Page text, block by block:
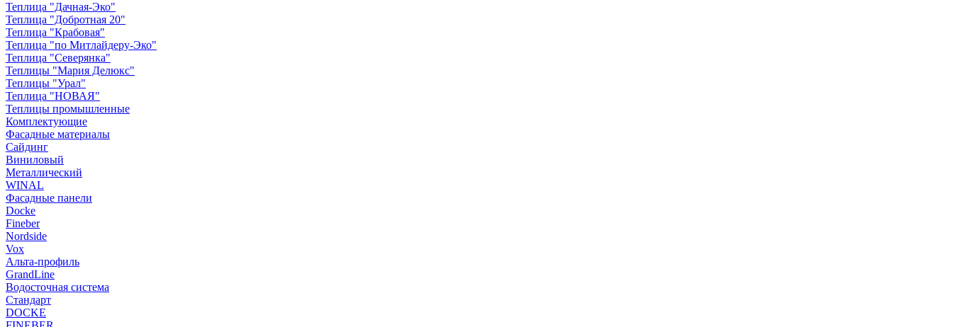
Теплица "Дачная-Эко"
Теплица "Добротная 20"
Теплица "Крабовая"
Теплица "по Митлайдеру-Эко"
Теплица "Северянка"
Теплицы "Мария Делюкс"
Теплицы "Урал"
Теплица "НОВАЯ"
Теплицы промышленные
Комплектующие
Фасадные материалы
Сайдинг
Виниловый
Металлический
WINAL
Фасадные панели
Docke
Fineber
Nordside
Vox
Альта-профиль
GrandLine
Водосточная система
Стандарт
DOCKE